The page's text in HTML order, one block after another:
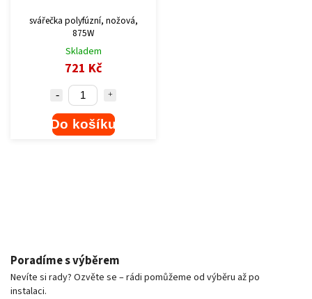
svářečka polyfúzní, nožová,
875W
Skladem
721 Kč
Do košíku
Poradíme s výběrem
Nevíte si rady? Ozvěte se – rádi pomůžeme od výběru až po
instalaci.